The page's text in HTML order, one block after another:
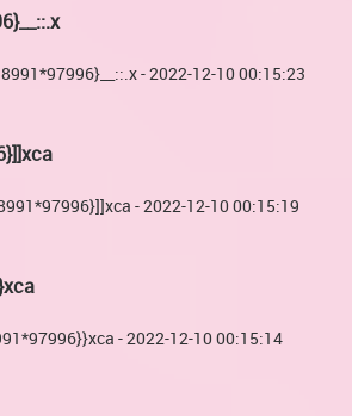
- 2022-12-10 00:15:23
- 2022-12-10 00:15:19
- 2022-12-10 00:15:14